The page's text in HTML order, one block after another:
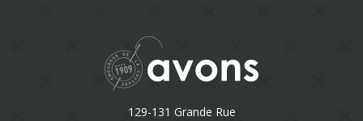
129-131 Grande Rue